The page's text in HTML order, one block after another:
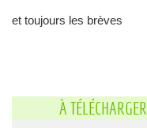
et toujours les brèves
À TÉLÉCHARGER